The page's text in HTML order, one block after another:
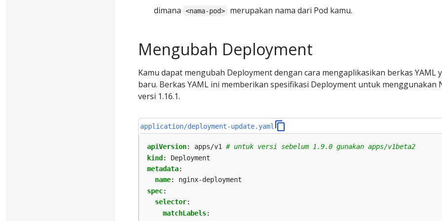
dimana <nama-pod> merupakan nama dari Pod kamu.
Mengubah Deployment
Kamu dapat mengubah Deployment dengan cara mengaplikasikan berkas YAML
baru. Berkas YAML ini memberikan spesifikasi Deployment untuk menggunakan
versi 1.16.1.
application/deployment-update.yaml
apiVersion: apps/v1
# untuk versi sebelum 1.9.0 gunakan apps/v1beta2
kind:
Deployment
metadata:
name:
nginx-deployment
spec:
selector:
matchLabels: